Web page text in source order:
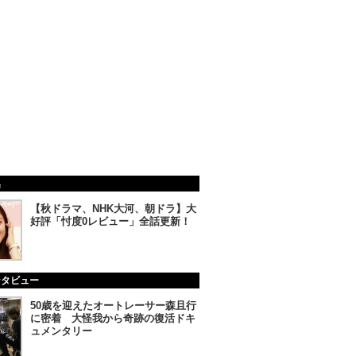
【秋ドラマ、NHK大河、朝ドラ】大
好評「忖度0レビュー」全話更新！
ビュー
50歳を迎えたオートレーサー森且行
に密着 大怪我から奇跡の復活ドキ
ュメンタリー